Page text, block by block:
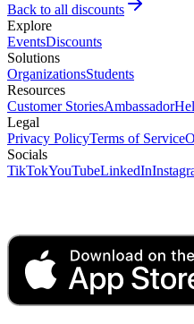
Back to all discounts
Explore
EventsDiscounts
Solutions
OrganizationsStudents
Resources
Customer StoriesAmbassador
Legal
Privacy PolicyTerms of Service
Socials
TikTokYouTubeLinkedIn